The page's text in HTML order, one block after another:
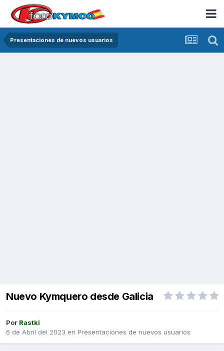
Presentaciones de nuevos usuarios
Nuevo Kymquero desde Galicia
Por Rastki
6 de Abril del 2023 en Presentaciones de nuevos usuarios